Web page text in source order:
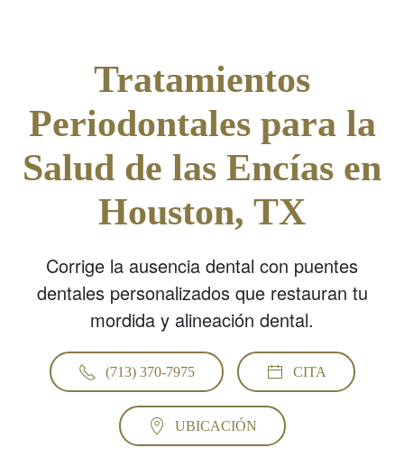
Tratamientos
Periodontales para la
Salud de las Encías en
Houston, TX
Corrige la ausencia dental con puentes
dentales personalizados que restauran tu
mordida y alineación dental.
(713) 370-7975 CITA
UBICACIÓN